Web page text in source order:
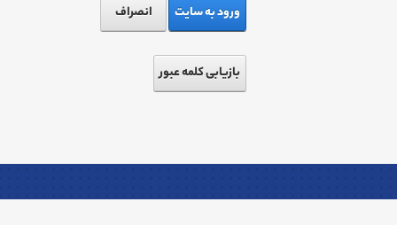
ورود به سایت
انصراف
بازیابی کلمه عبور